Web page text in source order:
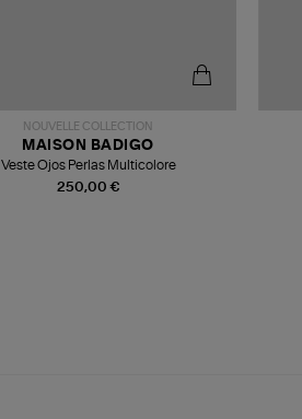
NOUVELLE COLLECTION
250,00 €
MAISON BADIGO
Veste Ojos Perlas Multicolore